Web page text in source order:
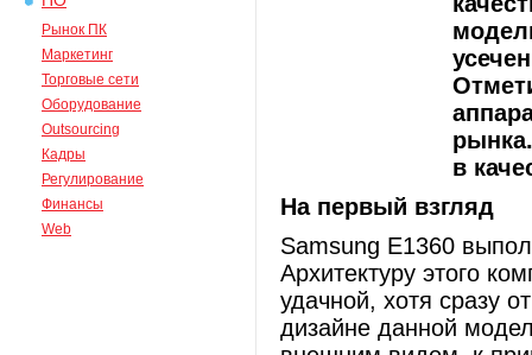
Рынок ПК
Маркетинг
Торговые сети
Оборудование
Outsourcing
Кадры
Регулирование
Финансы
Web
в
На первый взгляд
Samsung E1360
Архитектуру этого
удачной, хотя сразу
дизайне данной